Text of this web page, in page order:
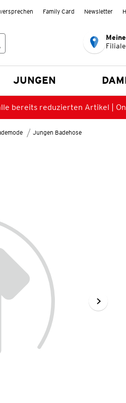
Family Card Newsletter
JUNGEN
bereits reduzierten Artikel |
Jungen Badehose